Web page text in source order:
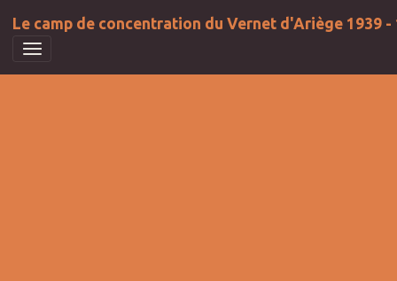
Le camp de concentration du Vernet d'Ariège 1939 -